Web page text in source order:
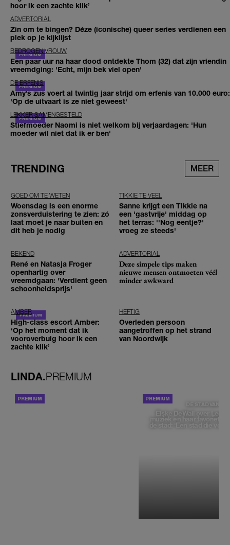
hoor ik een zachte klik’
ADVERTORIAL
Zin om te bingen? Déze (iconische) queer series verdienen een
plek op je kijklijst
BEDROGEN VROUW
Een paar uur na haar dood ontdekte Thom (32) dat zijn vriendin
vreemdging: 'Echt, mijn bek viel open'
DE ERFENIS
Amy’s zus voert al twintig jaar strijd om erfenis van 10.000 euro:
'Op de uitvaart is ze niet geweest'
LEKKER SAMENGESTELD
Stiefmoeder Naomi is niet welkom bij verjaardagen: 'Hun
moeder wil niet dat ik er ben'
TRENDING MEER
GOED OM TE WETEN
Woensdag is een enorme
zonsverduistering te zien: zó
laat moet je naar buiten en
dit heb je nodig
TIKKIE TE VEEL
Sanne krijgt een Tikkie na
een 'gastvrije' middag op
het terras: ''Nog eentje?'
vroeg ze steeds'
BEKEND
René en Natasja Froger
openhartig over
vreemdgaan: 'Verdient geen
schoonheidsprijs'
ADVERTORIAL
Deze simpele tips maken
nieuwe mensen ontmoeten véél
minder awkward
AMBER
High-class escort Amber:
‘Op het moment dat ik
vooroverbuig hoor ik een
zachte klik’
HEFTIG
Overleden persoon
aangetroffen op het strand
van Noordwijk
LINDA.PREMIUM
DE STAD VAN
Elske DeWall over
muziek en haar favoriete
de stad: 'Een stad die